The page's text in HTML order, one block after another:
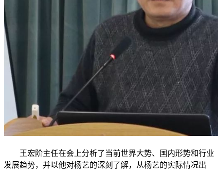
王宏阶主任在会上分析了当前世界大势、国内形势和行业
发展趋势，并以他对杨艺的深刻了解，从杨艺的实际情况出